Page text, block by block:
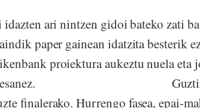
ari nintzen gidoi bateko zati
paper gainean idatzita besterik
proiektura aukeztu nuela eta
esanez. Guztira 27
finalerako. Hurrengo fasea, epai-